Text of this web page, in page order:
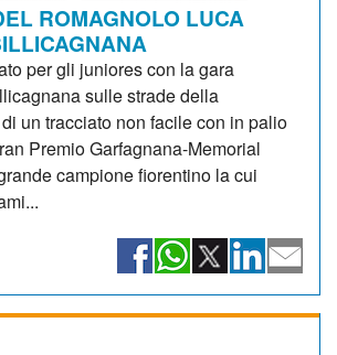
ROMAGNOLO LUCA
per gli juniores con la gara
sulle strade della
un tracciato non facile con in palio
Premio Garfagnana-Memorial
campione fiorentino la cui